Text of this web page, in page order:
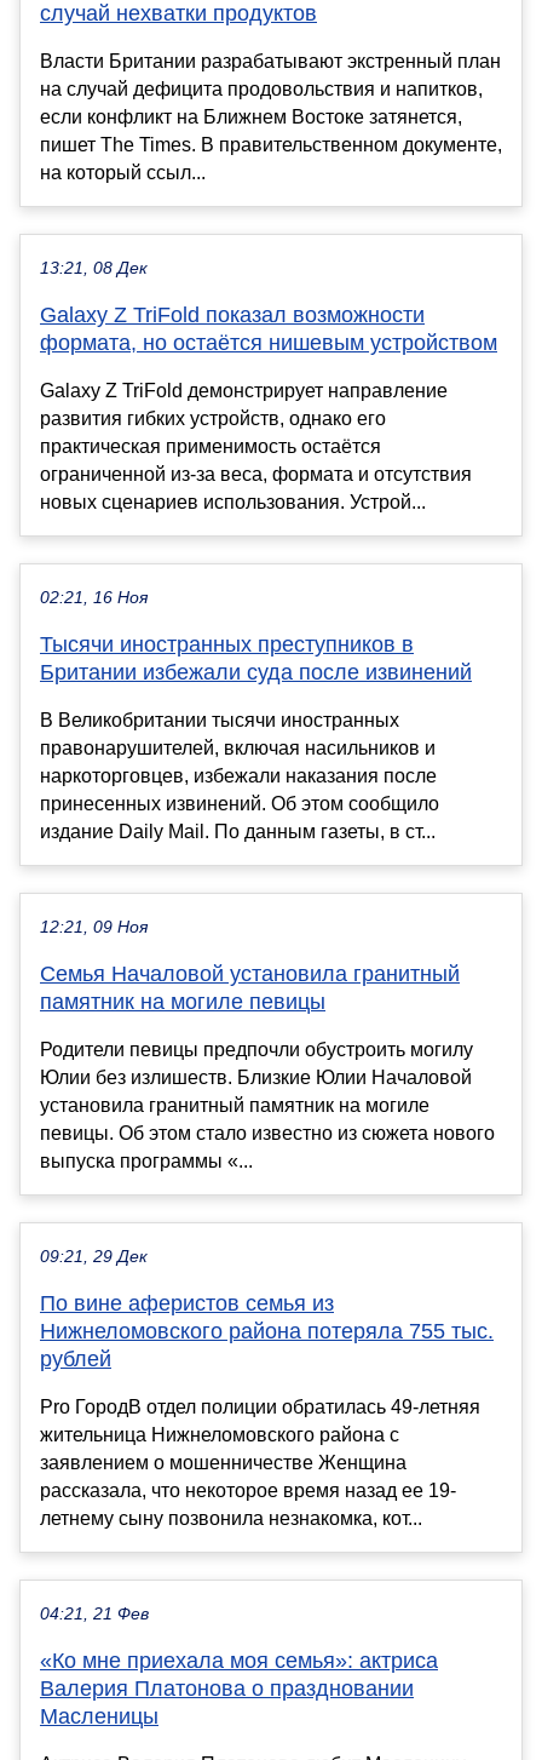
случай нехватки продуктов
Власти Британии разрабатывают экстренный план
на случай дефицита продовольствия и напитков,
если конфликт на Ближнем Востоке затянется,
пишет The Times. В правительственном документе,
на который ссыл...
13:21, 08 Дек
Galaxy Z TriFold показал возможности
формата, но остаётся нишевым устройством
Galaxy Z TriFold демонстрирует направление
развития гибких устройств, однако его
практическая применимость остаётся
ограниченной из-за веса, формата и отсутствия
новых сценариев использования. Устрой...
02:21, 16 Ноя
Тысячи иностранных преступников в
Британии избежали суда после извинений
В Великобритании тысячи иностранных
правонарушителей, включая насильников и
наркоторговцев, избежали наказания после
принесенных извинений. Об этом сообщило
издание Daily Mail. По данным газеты, в ст...
12:21, 09 Ноя
Семья Началовой установила гранитный
памятник на могиле певицы
Родители певицы предпочли обустроить могилу
Юлии без излишеств. Близкие Юлии Началовой
установила гранитный памятник на могиле
певицы. Об этом стало известно из сюжета нового
выпуска программы «...
09:21, 29 Дек
По вине аферистов семья из
Нижнеломовского района потеряла 755 тыс.
рублей
Pro ГородВ отдел полиции обратилась 49-летняя
жительница Нижнеломовского района с
заявлением о мошенничестве Женщина
рассказала, что некоторое время назад ее 19-
летнему сыну позвонила незнакомка, кот...
04:21, 21 Фев
«Ко мне приехала моя семья»: актриса
Валерия Платонова о праздновании
Масленицы